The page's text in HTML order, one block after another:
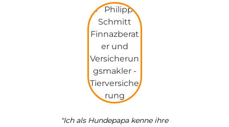
"Ich als Hundepapa kenne ihre